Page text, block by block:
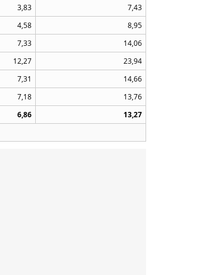
3,83
7,43
4,58
8,95
7,33
14,06
12,27
23,94
7,31
14,66
7,18
13,76
6,86
13,27